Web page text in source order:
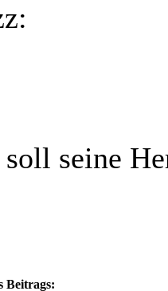
soll seine
Beitrags: